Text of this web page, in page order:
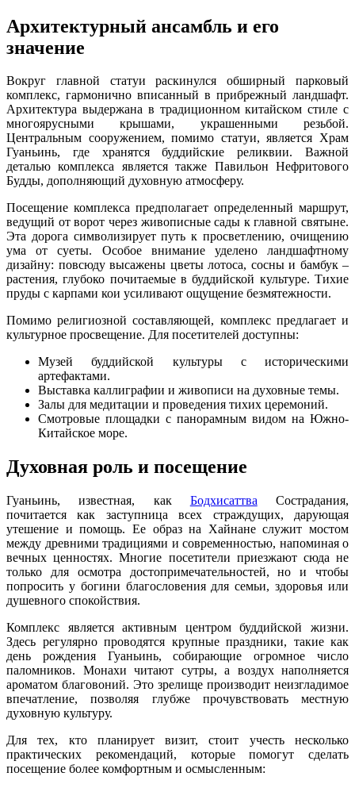
Архитектурный ансамбль и его
значение
Вокруг главной статуи раскинулся обширный парковый
комплекс, гармонично вписанный в прибрежный ландшафт.
Архитектура выдержана в традиционном китайском стиле с
многоярусными крышами, украшенными резьбой.
Центральным сооружением, помимо статуи, является Храм
Гуаньинь, где хранятся буддийские реликвии. Важной
деталью комплекса является также Павильон Нефритового
Будды, дополняющий духовную атмосферу.
Посещение комплекса предполагает определенный маршрут,
ведущий от ворот через живописные сады к главной святыне.
Эта дорога символизирует путь к просветлению, очищению
ума от суеты. Особое внимание уделено ландшафтному
дизайну: повсюду высажены цветы лотоса, сосны и бамбук –
растения, глубоко почитаемые в буддийской культуре. Тихие
пруды с карпами кои усиливают ощущение безмятежности.
Помимо религиозной составляющей, комплекс предлагает и
культурное просвещение. Для посетителей доступны:
Музей буддийской культуры с историческими
артефактами.
Выставка каллиграфии и живописи на духовные темы.
Залы для медитации и проведения тихих церемоний.
Смотровые площадки с панорамным видом на Южно-
Китайское море.
Духовная роль и посещение
Гуаньинь, известная, как Бодхисаттва Сострадания,
почитается как заступница всех страждущих, дарующая
утешение и помощь. Ее образ на Хайнане служит мостом
между древними традициями и современностью, напоминая о
вечных ценностях. Многие посетители приезжают сюда не
только для осмотра достопримечательностей, но и чтобы
попросить у богини благословения для семьи, здоровья или
душевного спокойствия.
Комплекс является активным центром буддийской жизни.
Здесь регулярно проводятся крупные праздники, такие как
день рождения Гуаньинь, собирающие огромное число
паломников. Монахи читают сутры, а воздух наполняется
ароматом благовоний. Это зрелище производит неизгладимое
впечатление, позволяя глубже прочувствовать местную
духовную культуру.
Для тех, кто планирует визит, стоит учесть несколько
практических рекомендаций, которые помогут сделать
посещение более комфортным и осмысленным: